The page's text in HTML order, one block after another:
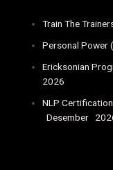
Train The
Personal Power
Ericksonian
2026
NLP
Desember